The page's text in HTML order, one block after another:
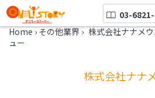
03-
Home › その他業界 › 株式会社ナナメ
ュー
株式会社ナナ